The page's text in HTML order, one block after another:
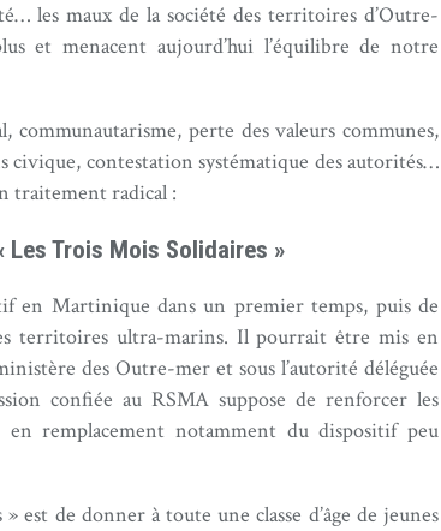
les maux de la société des territoires d’Outre-
et menacent aujourd’hui l’équilibre de notre
perte des valeurs communes,
civique, contestation systématique des autorités…
traitement radical :
Trois Mois Solidaires »
en Martinique dans un premier temps, puis de
territoires ultra-marins. Il pourrait être mis en
des Outre-mer et sous l’autorité déléguée
confiée au RSMA suppose de renforcer les
remplacement notamment du dispositif peu
est de donner à toute une classe d’âge de jeunes